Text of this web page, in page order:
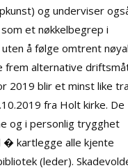
og underviser
et nøkkelbegrep i
å følge omtrent
frem alternative
2019 blir et minst like
fra Holt kirke. De
og i personlig trygghet
kartlegge alle kjente
(leder).